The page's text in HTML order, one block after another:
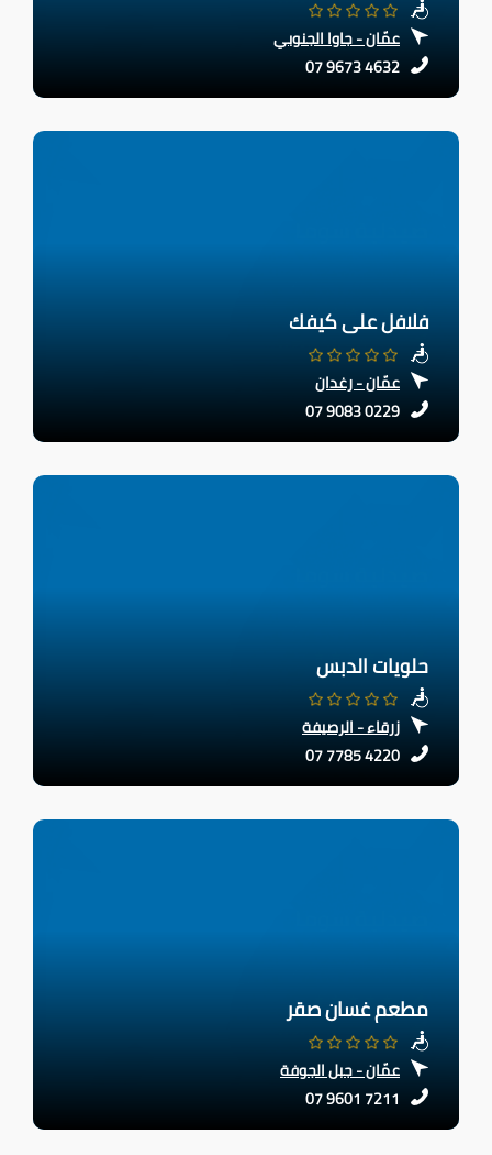
عمّان - جاوا الجنوبي
07 9673 4632
فلافل على كيفك
عمّان - رغدان
07 9083 0229
حلويات الدبس
زرقاء - الرصيفة
07 7785 4220
مطعم غسان صقر
عمّان - جبل الجوفة
07 9601 7211